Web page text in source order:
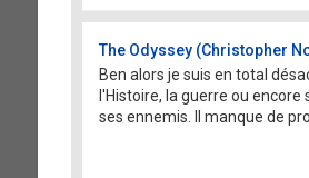
The Odyssey (Christopher
Ben alors je suis en total
l'Histoire, la guerre ou
ses ennemis. Il manque de